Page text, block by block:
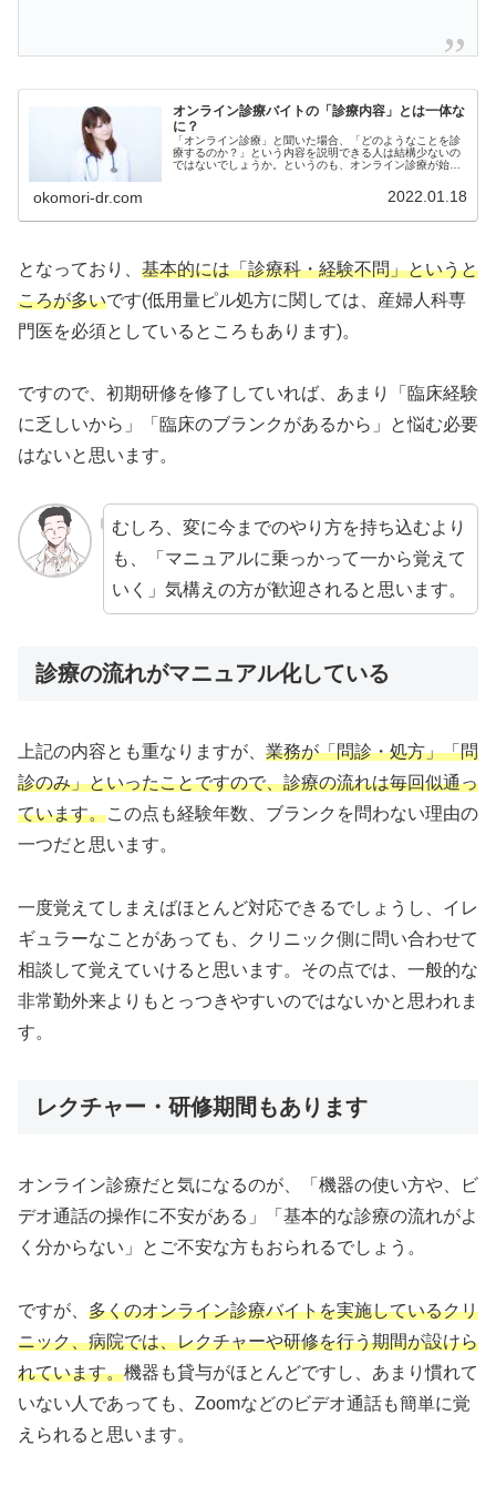
オンライン診療バイトの「診療内容」とは一体な
に？
「オンライン診療」と聞いた場合、「どのようなことを診
療するのか？」という内容を説明できる人は結構少ないの
ではないでしょうか。というのも、オンライン診療が始ま
okomori-dr.com 2022.01.18
となっており、 基本的には「診療科・経験不問」というと
ころが多いです(低用量ピル処方に関しては、産婦人科専
門医を必須としているところもあります)。
ですので、初期研修を修了していれば、あまり「臨床経験
に乏しいから」「臨床のブランクがあるから」と悩む必要
はないと思います。
むしろ、変に今までのやり方を持ち込むより
も、「マニュアルに乗っかって一から覚えて
いく」気構えの方が歓迎されると思います。
診療の流れがマニュアル化している
上記の内容とも重なりますが、 業務が「問診・処方」「問
診のみ」といったことですので、診療の流れは毎回似通っ
ています。この点も経験年数、ブランクを問わない理由の
一つだと思います。
一度覚えてしまえばほとんど対応できるでしょうし、イレ
ギュラーなことがあっても、クリニック側に問い合わせて
相談して覚えていけると思います。その点では、一般的な
非常勤外来よりもとっつきやすいのではないかと思われま
す。
レクチャー・研修期間もあります
オンライン診療だと気になるのが、「機器の使い方や、ビ
デオ通話の操作に不安がある」「基本的な診療の流れがよ
く分からない」とご不安な方もおられるでしょう。
ですが、 多くのオンライン診療バイトを実施しているクリ
ニック、病院では、レクチャーや研修を行う期間が設けら
れています。機器も貸与がほとんどですし、あまり慣れて
いない人であっても、Zoomなどのビデオ通話も簡単に覚
えられると思います。